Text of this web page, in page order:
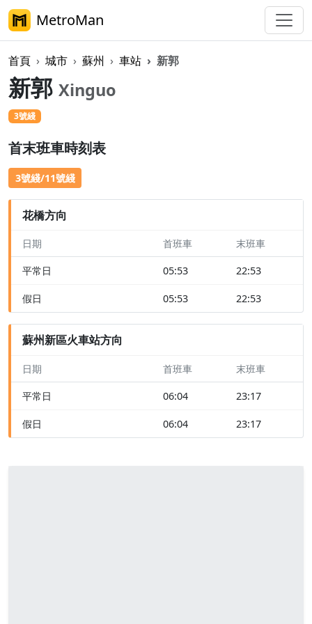
MetroMan
首頁 城市 蘇州 車站 新郭
新郭 Xinguo
3號綫
首末班車時刻表
3號綫/11號綫
花橋方向
日期 首班車 末班車
平常日 05:53 22:53
假日 05:53 22:53
蘇州新區火車站方向
日期 首班車 末班車
平常日 06:04 23:17
假日 06:04 23:17